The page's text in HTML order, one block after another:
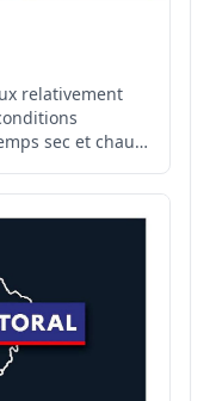
relativement
sec et chaud
jours, hormis
sur le relief.